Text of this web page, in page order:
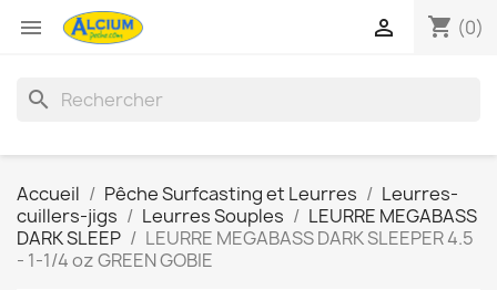
 shopping_cart (0)

search
Accueil Pêche Surfcasting et Leurres
Leurres-
cuillers-jigs
Leurres Souples
LEURRE MEGABASS
DARK SLEEP
LEURRE MEGABASS DARK SLEEPER 4.5
- 1-1/4 oz GREEN GOBIE